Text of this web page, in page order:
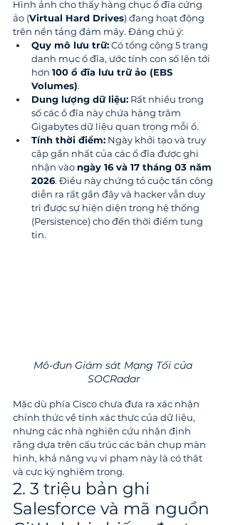
Hình ảnh cho thấy hàng chục ổ đĩa cứng
ảo (Virtual Hard Drives) đang hoạt động
trên nền tảng đám mây. Đáng chú ý:
Quy mô lưu trữ: Có tổng cộng 5 trang
danh mục ổ đĩa, ước tính con số lên tới
hơn 100 ổ đĩa lưu trữ ảo (EBS
Volumes).
Dung lượng dữ liệu: Rất nhiều trong
số các ổ đĩa này chứa hàng trăm
Gigabytes dữ liệu quan trọng mỗi ổ.
Tính thời điểm: Ngày khởi tạo và truy
cập gần nhất của các ổ đĩa được ghi
nhận vào ngày 16 và 17 tháng 03 năm
2026. Điều này chứng tỏ cuộc tấn công
diễn ra rất gần đây và hacker vẫn duy
trì được sự hiện diện trong hệ thống
(Persistence) cho đến thời điểm tung
tin.
Mô-đun Giám sát Mạng Tối của
SOCRadar
Mặc dù phía Cisco chưa đưa ra xác nhận
chính thức về tính xác thực của dữ liệu,
nhưng các nhà nghiên cứu nhận định
rằng dựa trên cấu trúc các bản chụp màn
hình, khả năng vụ vi phạm này là có thật
và cực kỳ nghiêm trọng.
2. 3 triệu bản ghi
Salesforce và mã nguồn